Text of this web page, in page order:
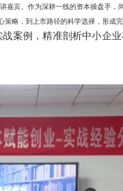
嘉宾。作为深耕一线的资本操盘手
略，到上市路径的科学选择，形成完
案例，精准剖析中小企